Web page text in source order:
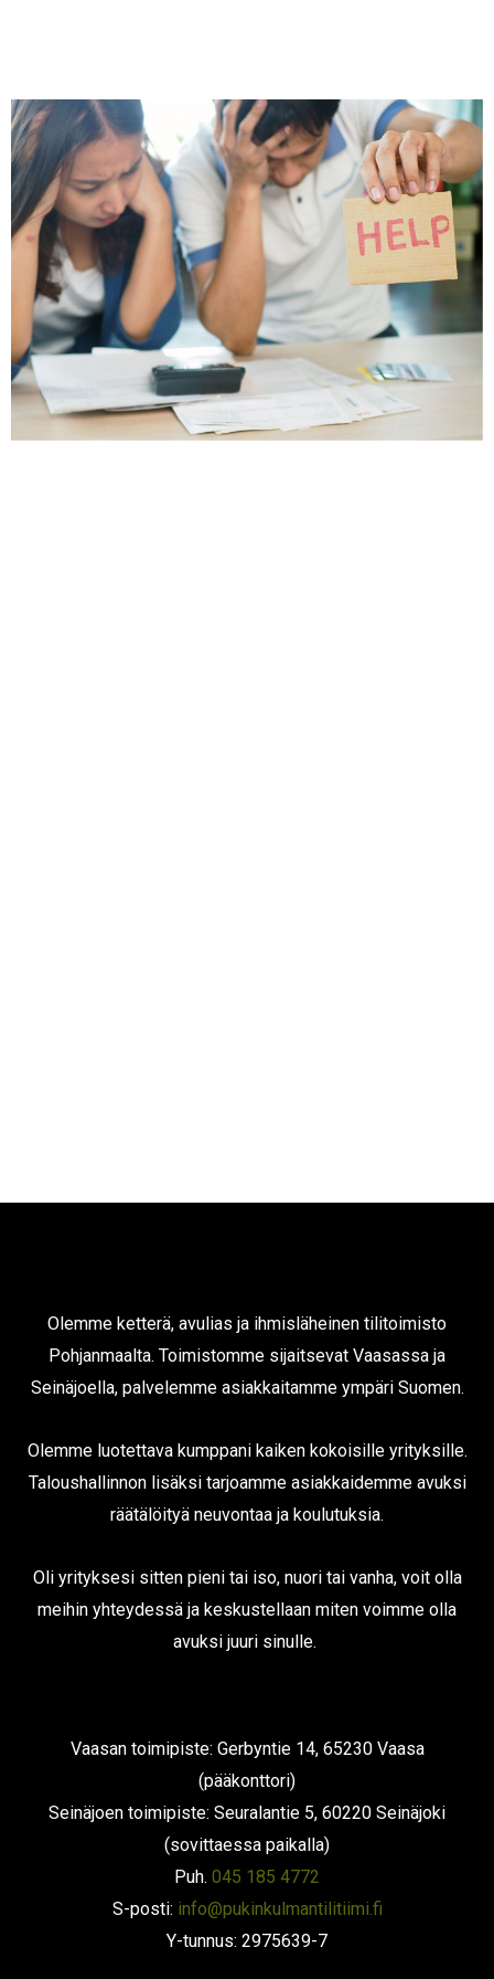
Olemme ketterä, avulias ja ihmisläheinen tilitoimisto
Pohjanmaalta. Toimistomme sijaitsevat Vaasassa ja
Seinäjoella, palvelemme asiakkaitamme ympäri Suomen.
Olemme luotettava kumppani kaiken kokoisille yrityksille.
Taloushallinnon lisäksi tarjoamme asiakkaidemme avuksi
räätälöityä neuvontaa ja koulutuksia.
Oli yrityksesi sitten pieni tai iso, nuori tai vanha, voit olla
meihin yhteydessä ja keskustellaan miten voimme olla
avuksi juuri sinulle.
Vaasan toimipiste: Gerbyntie 14, 65230 Vaasa
(pääkonttori)
Seinäjoen toimipiste: Seuralantie 5, 60220 Seinäjoki
(sovittaessa paikalla)
Puh. 045 185 4772
S-posti: info@pukinkulmantilitiimi.fi
Y-tunnus: 2975639-7